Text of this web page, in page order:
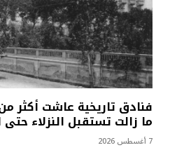
فنادق تاريخية عاشت أكثر
ما زالت تستقبل النزلاء حتى
7 أغسطس 2026